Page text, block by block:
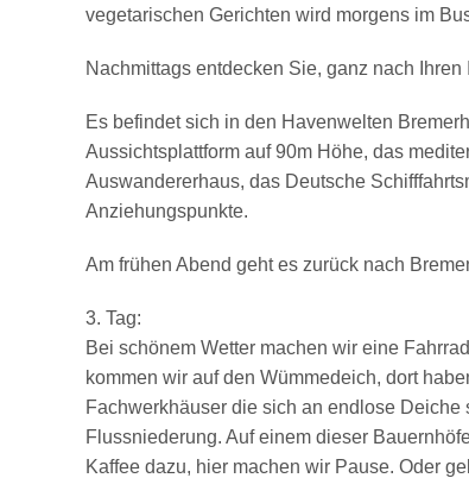
vegetarischen Gerichten wird morgens im
Nachmittags entdecken Sie, ganz nach
Es befindet sich in den Havenwelten
Aussichtsplattform auf 90m Höhe, das
Auswandererhaus, das Deutsche
Anziehungspunkte.
Am frühen Abend geht es zurück nach
3. Tag:
Bei schönem Wetter machen wir eine
kommen wir auf den Wümmedeich, dort
Fachwerkhäuser die sich an endlose
Flussniederung. Auf einem dieser
Kaffee dazu, hier machen wir Pause. Oder